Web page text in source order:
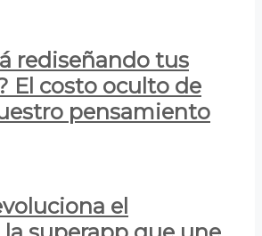
rediseñando tus
El costo oculto de
pensamiento
el